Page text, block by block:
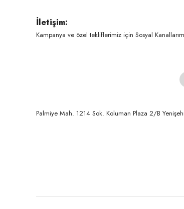
Ürün açıklamasında eksik bilgiler bulunuyor.
Ürün bilgilerinde hatalar bulunuyor.
İletişim:
Kampanya ve özel tekliflerimiz için Sosyal
Palmiye Mah. 1214 Sok. Koluman Plaza 2/B Yenişehir/ MERSİN.ㅤㅤㅤㅤㅤㅤㅤㅤㅤㅤㅤㅤㅤㅤㅤㅤㅤㅤㅤㅤㅤㅤㅤㅤㅤㅤㅤㅤㅤㅤㅤ